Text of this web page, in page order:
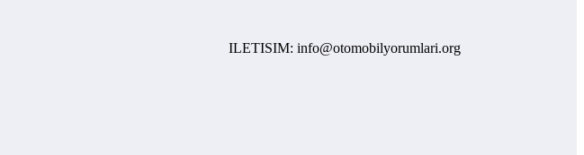
ILETISIM: info@otomobilyorumlari.org